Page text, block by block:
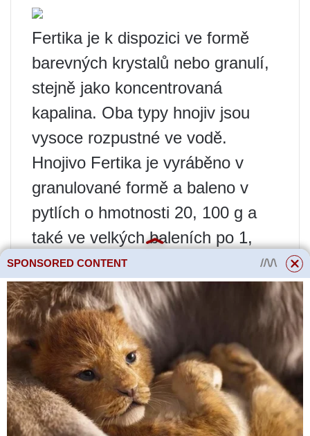
Fertika je k dispozici ve formě
barevných krystalů nebo granulí,
stejně jako koncentrovaná
kapalina. Oba typy hnojiv jsou
vysoce rozpustné ve vodě.
Hnojivo Fertika je vyráběno v
granulované formě a baleno v
pytlích o hmotnosti 20, 100 g a
také ve velkých baleních po 1,
2,5, 5, 10, 25 kg.
U tohoto hnojiva nebyly zjištěny
žádné nevýhody.
Fertika Lux: návod k
použití hnojiva
Hnojivo Fertika se v současnosti
vyrábí nejen ve Finsku, obdobný
SPONSORED CONTENT